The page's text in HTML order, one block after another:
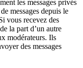
les messages privés
messages depuis le
vous recevez des
la part d’un autre
modérateurs. Ils
des messages